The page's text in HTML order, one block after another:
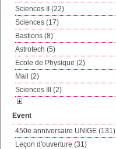
Sciences II (22)
Sciences (17)
Bastions (8)
Astrotech (5)
Ecole de Physique (2)
Mail (2)
Sciences III (2)
Event
450e anniversaire UNIGE (131)
Leçon d'ouverture (31)